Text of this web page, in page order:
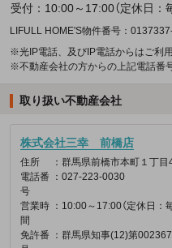
受付：10:00～17:00（定休日：
LIFULL HOME'S物件番号：
※光IP電話、及びIP電話からはご利用
※不動産会社の方からの上記電話番
取り扱い不動産会社
株式会社三幸 前橋店
住所
：群馬県前橋市本町１丁目
電話番
号
：027-223-0030
営業時
間
：10:00～17:00（定休日：
免許番
：群馬県知事(12)第